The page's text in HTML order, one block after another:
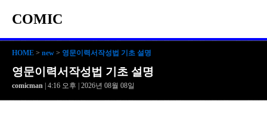
COMIC
HOME > new > 영문이력서작성법 기초 설명
영문이력서작성법 기초 설명
comicman | 4:16 오후 | 2026년 08월 08일